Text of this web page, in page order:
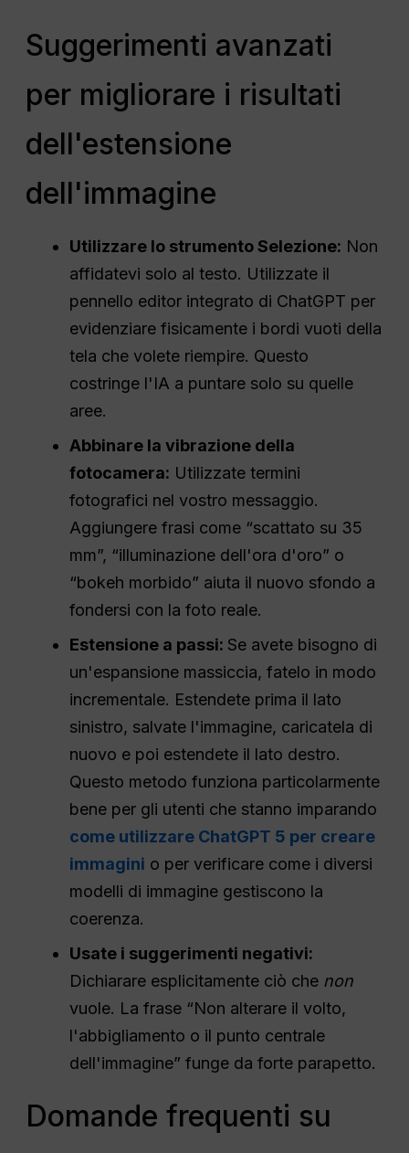
Suggerimenti avanzati
per migliorare i risultati
dell'estensione
dell'immagine
Utilizzare lo strumento Selezione: Non
affidatevi solo al testo. Utilizzate il
pennello editor integrato di ChatGPT per
evidenziare fisicamente i bordi vuoti della
tela che volete riempire. Questo
costringe l'IA a puntare solo su quelle
aree.
Abbinare la vibrazione della
fotocamera: Utilizzate termini
fotografici nel vostro messaggio.
Aggiungere frasi come “scattato su 35
mm”, “illuminazione dell'ora d'oro” o
“bokeh morbido” aiuta il nuovo sfondo a
fondersi con la foto reale.
Estensione a passi: Se avete bisogno di
un'espansione massiccia, fatelo in modo
incrementale. Estendete prima il lato
sinistro, salvate l'immagine, caricatela di
nuovo e poi estendete il lato destro.
Questo metodo funziona particolarmente
bene per gli utenti che stanno imparando
come utilizzare ChatGPT 5 per creare
immagini o per verificare come i diversi
modelli di immagine gestiscono la
coerenza.
Usate i suggerimenti negativi:
Dichiarare esplicitamente ciò che non
vuole. La frase “Non alterare il volto,
l'abbigliamento o il punto centrale
dell'immagine” funge da forte parapetto.
Domande frequenti su